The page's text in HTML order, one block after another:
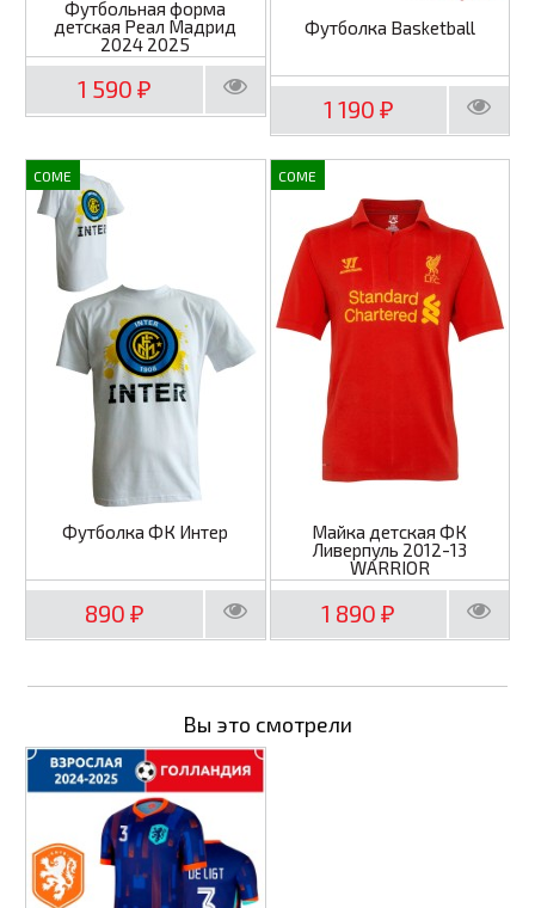
Футбольная форма
детская Реал Мадрид
2024 2025
1 590 ₽
Футболка Basketball
1 190 ₽
COME
Футболка ФК Интер
890 ₽
COME
Майка детская ФК
Ливерпуль 2012-13
WARRIOR
1 890₽
Вы это смотрели